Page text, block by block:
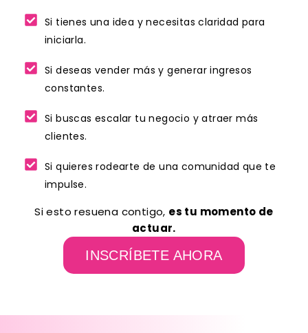
Si tienes una idea y necesitas claridad para
iniciarla.
Si deseas vender más y generar ingresos
constantes.
Si buscas escalar tu negocio y atraer más
clientes.
Si quieres rodearte de una comunidad que te
impulse.
Si esto resuena contigo, es tu momento de
actuar.
INSCRÍBETE AHORA